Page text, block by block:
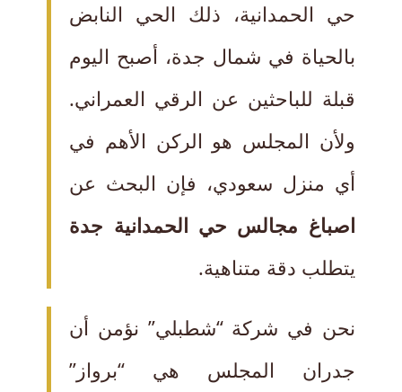
حي الحمدانية، ذلك الحي النابض
بالحياة في شمال جدة، أصبح اليوم
قبلة للباحثين عن الرقي العمراني.
ولأن المجلس هو الركن الأهم في
أي منزل سعودي، فإن البحث عن
اصباغ مجالس حي الحمدانية جدة
يتطلب دقة متناهية.
نحن في شركة “شطبلي” نؤمن أن
جدران المجلس هي “برواز”